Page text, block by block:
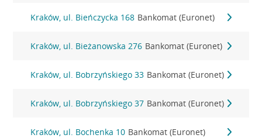
Kraków, ul. Bieńczycka 168 Bankomat (Euronet)
Kraków, ul. Bieżanowska 276 Bankomat (Euronet)
Kraków, ul. Bobrzyńskiego 33 Bankomat (Euronet)
Kraków, ul. Bobrzyńskiego 37 Bankomat (Euronet)
Kraków, ul. Bochenka 10 Bankomat (Euronet)